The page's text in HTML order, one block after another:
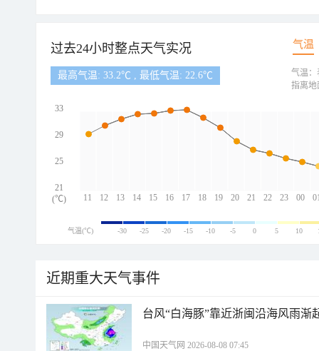
过去24小时整点天气实况 气温
最高气温: 33.2℃ , 最低气温: 22.6℃
11 12 13 14 15 16 17 18 19 20 21 22 23 00
33
29
25
21
(℃)
气温：
指离地
气温(℃) -30 -25 -20 -15 -10 -5 0 5 10
近期重大天气事件
台风“白海豚”靠近浙闽沿海风雨渐
中国天气网 2026-08-08 07:45